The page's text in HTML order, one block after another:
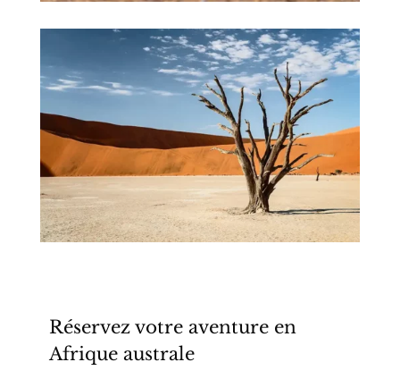
Réservez votre aventure en
Afrique australe